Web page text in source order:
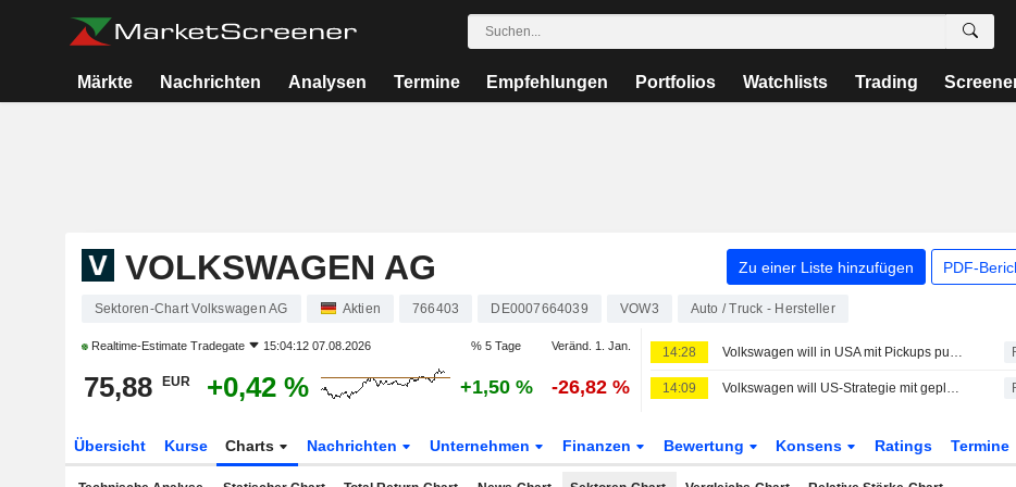
Märkte Nachrichten Analysen Termine Empfehlungen Portfolios Watchlists Trading
VOLKSWAGEN AG Zu einer Liste hinzufügen PDF-
Sektoren-Chart Volkswagen AG Aktien 766403 DE0007664039 VOW3 Auto / Truck - Hersteller
Realtime-Estimate Tradegate 15:04:12 07.08.2026 % 5 Tage Veränd. 1. Jan.
75,88 EUR +0,42 % +1,50 % -26,82 %
14:28 Volkswagen will in USA mit Pickups punkten - Audi-Vertriebschef wechselt in USA
14:09 Volkswagen will US-Strategie mit geplantem Pick-up neu ausrichten, sagt eine Quelle
Übersicht Kurse Charts Nachrichten Unternehmen Finanzen Bewertung Konsens Ratings Termine